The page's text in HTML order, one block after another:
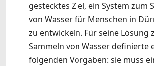
gestecktes Ziel, ein System zum
von Wasser für Menschen in
zu entwickeln. Für seine Lösung
Sammeln von Wasser definierte
folgenden Vorgaben: sie muss